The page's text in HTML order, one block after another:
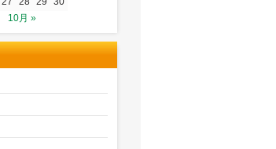
10月 »